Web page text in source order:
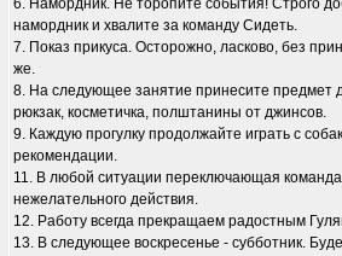
6. Намордник. Не торопите события! Строго
намордник и хвалите за команду Сидеть.
7. Показ прикуса. Осторожно, ласково, без
же.
8. На следующее занятие принесите предмет
рюкзак, косметичка, полштанины от джинсов.
9. Каждую прогулку продолжайте играть с
рекомендации.
11. В любой ситуации переключающая
нежелательного действия.
12. Работу всегда прекращаем радостным
13. В следующее воскресенье - субботник.